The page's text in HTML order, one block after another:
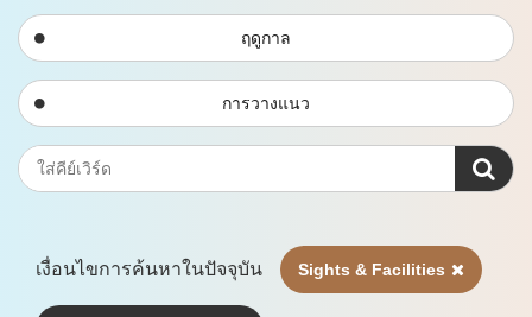
ฤดูกาล
การวางแนว
เงื่อนไขการค้นหาในปัจจุบัน Sights & Facilities